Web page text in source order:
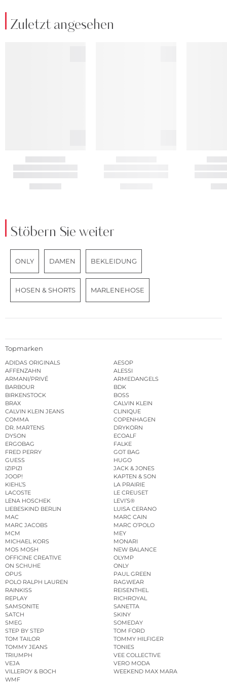
Zuletzt angesehen
Stöbern Sie weiter
ONLY DAMEN BEKLEIDUNG
HOSEN & SHORTS MARLENEHOSE
Topmarken
ADIDAS ORIGINALS
AESOP
AFFENZAHN
ALESSI
ARMANI/PRIVÉ
ARMEDANGELS
BARBOUR
BDK
BIRKENSTOCK
BOSS
BRAX
CALVIN KLEIN
CALVIN KLEIN JEANS
CLINIQUE
COMMA
COPENHAGEN
DR. MARTENS
DRYKORN
DYSON
ECOALF
ERGOBAG
FALKE
FRED PERRY
GOT BAG
GUESS
HUGO
IZIPIZI
JACK & JONES
JOOP!
KAPTEN & SON
KIEHL’S
LA PRAIRIE
LACOSTE
LE CREUSET
LENA HOSCHEK
LEVI’S®
LIEBESKIND BERLIN
LUISA CERANO
MAC
MARC CAIN
MARC JACOBS
MARC O’POLO
MCM
MEY
MICHAEL KORS
MONARI
MOS MOSH
NEW BALANCE
OFFICINE CREATIVE
OLYMP
ON SCHUHE
ONLY
OPUS
PAUL GREEN
POLO RALPH LAUREN
RAGWEAR
RAINKISS
REISENTHEL
REPLAY
RICHROYAL
SAMSONITE
SANETTA
SATCH
SKINY
SMEG
SOMEDAY
STEP BY STEP
TOM FORD
TOM TAILOR
TOMMY HILFIGER
TOMMY JEANS
TONIES
TRIUMPH
VEE COLLECTIVE
VEJA
VERO MODA
VILLEROY & BOCH
WEEKEND MAX MARA
WMF